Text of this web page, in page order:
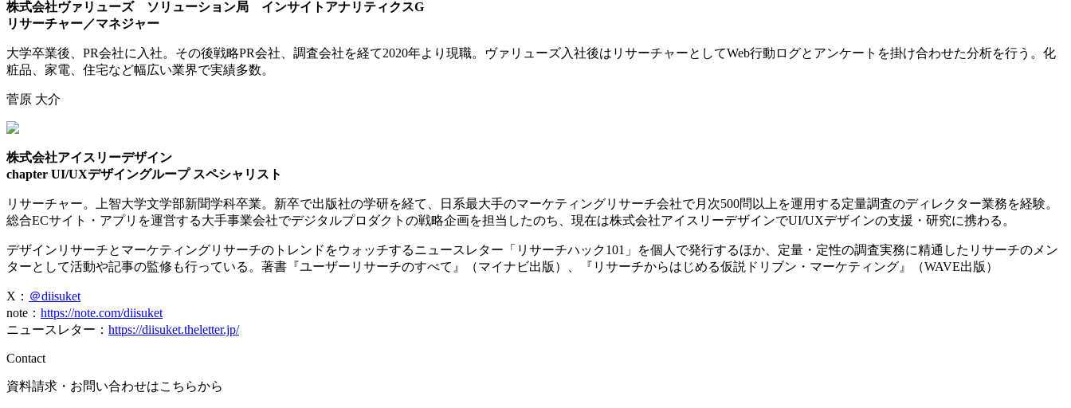
株式会社ヴァリューズ ソリューション局 インサイトアナリティクスG
リサーチャー／マネジャー
大学卒業後、PR会社に入社。その後戦略PR会社、調査会社を経て2020年より現職。ヴァリューズ入社後はリサーチャーとしてWeb行動ログとアンケートを掛け合わせた分析を行う。化
粧品、家電、住宅など幅広い業界で実績多数。
菅原 大介
株式会社アイスリーデザイン
chapter UI/UXデザイングループ スペシャリスト
リサーチャー。上智大学文学部新聞学科卒業。新卒で出版社の学研を経て、日系最大手のマーケティングリサーチ会社で月次500問以上を運用する定量調査のディレクター業務を経験。
総合ECサイト・アプリを運営する大手事業会社でデジタルプロダクトの戦略企画を担当したのち、現在は株式会社アイスリーデザインでUI/UXデザインの支援・研究に携わる。
デザインリサーチとマーケティングリサーチのトレンドをウォッチするニュースレター「リサーチハック101」を個人で発行するほか、定量・定性の調査実務に精通したリサーチのメン
ターとして活動や記事の監修も行っている。著書『ユーザーリサーチのすべて』（マイナビ出版）、『リサーチからはじめる仮説ドリブン・マーケティング』（WAVE出版）
X： ＠diisuket
note： https://note.com/diisuket
ニュースレター： https://diisuket.theletter.jp/
Contact
資料請求・お問い合わせはこちらから